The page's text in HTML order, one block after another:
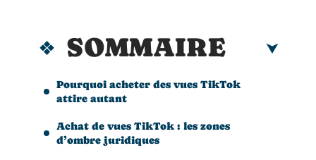
SOMMAIRE
Pourquoi acheter des vues TikTok
attire autant
Achat de vues TikTok : les zones
d’ombre juridiques